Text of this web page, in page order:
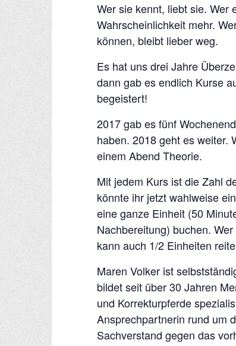
Wer sie kennt, liebt sie. Wer
Wahrscheinlichkeit mehr.
können, bleibt lieber weg.
Es hat uns drei Jahre
dann gab es endlich Kurse
begeistert!
2017 gab es fünf
haben. 2018 geht es weiter.
einem Abend Theorie.
Mit jedem Kurs ist die Zahl
könnte ihr jetzt wahlweise
eine ganze Einheit (50
Nachbereitung) buchen.
kann auch 1/2 Einheiten
Maren Volker ist
bildet seit über 30 Jahren
und Korrekturpferde
Ansprechpartnerin rund um
Sachverstand gegen das